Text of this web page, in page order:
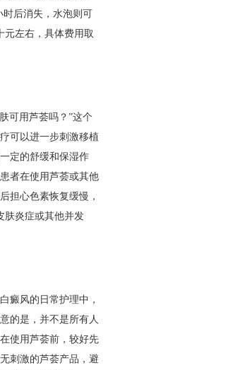
后消失，水泡则可
元左右，具体费用取
可用芦荟吗？”这个
可以进一步刺激移植
定的舒缓和保湿作
者在使用芦荟或其他
担心色素恢复缓慢，
肤炎症或其他并发
癜风的日常护理中，
的是，并不是所有人
使用芦荟前，较好先
刺激的芦荟产品，避